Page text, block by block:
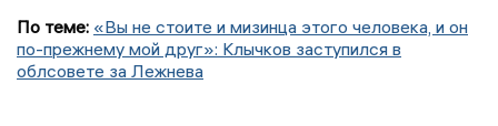
По теме: «Вы не стоите и мизинца этого человека, и он
по-прежнему мой друг»: Клычков заступился в
облсовете за Лежнева